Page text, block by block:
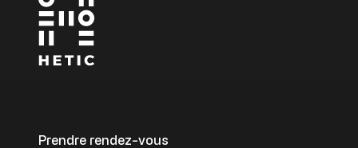
Prendre rendez-vous